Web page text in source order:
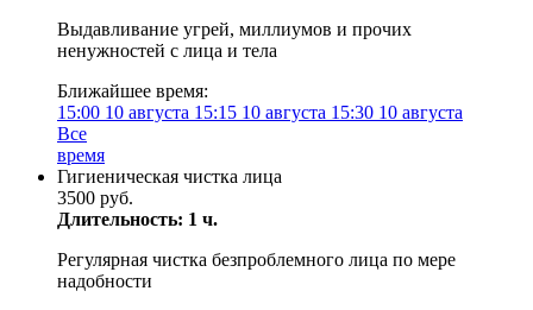
Выдавливание угрей, миллиумов и прочих
ненужностей с лица и тела
Ближайшее время:
15:00 10 августа 15:15 10 августа 15:30 10 августа
Все
время
Гигиеническая чистка лица
3500 руб.
Длительность: 1 ч.
Регулярная чистка безпроблемного лица по мере
надобности